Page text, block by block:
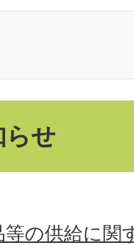
らせ
の供給に関